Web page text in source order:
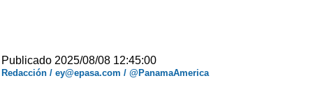
Publicado 2025/08/08 12:45:00
Redacción / ey@epasa.com / @PanamaAmerica